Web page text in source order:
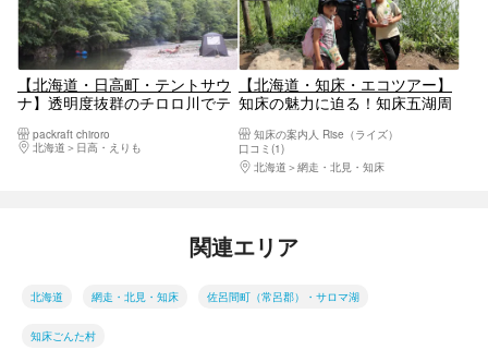
【北海道・日高町・テントサウ
ナ】透明度抜群のチロロ川でテ
（1棟貸し）
packraft chiroro
北海道
日高・えりも
【北海道・知床・エコツアー】
知床の魅力に迫る！知床五湖周
知床の案内人 Rise（ライズ）
口コミ(1)
北海道
網走・北見・知床
関連エリア
北海道 網走・北見・知床 佐呂間町（常呂郡）・サロマ湖
知床ごんた村